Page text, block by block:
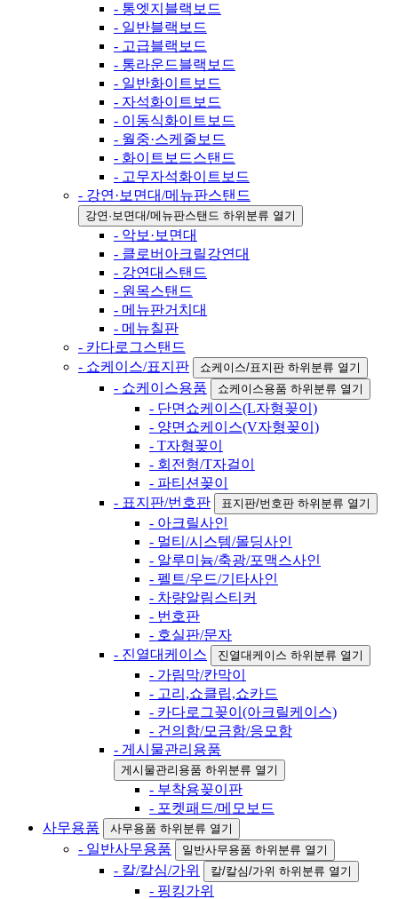
- 통엣지블랙보드
- 일반블랙보드
- 고급블랙보드
- 통라운드블랙보드
- 일반화이트보드
- 자석화이트보드
- 이동식화이트보드
- 월중·스케줄보드
- 화이트보드스탠드
- 고무자석화이트보드
- 강연·보면대/메뉴판스탠드
강연·보면대/메뉴판스탠드 하위분류 열기
- 악보·보면대
- 클로버아크릴강연대
- 강연대스탠드
- 원목스탠드
- 메뉴판거치대
- 메뉴칠판
- 카다로그스탠드
- 쇼케이스/표지판
쇼케이스/표지판 하위분류 열기
- 쇼케이스용품 쇼케이스용품 하위분류 열기
- 단면쇼케이스(L자형꽂이)
- 양면쇼케이스(V자형꽂이)
- T자형꽂이
- 회전형/T자걸이
- 파티션꽂이
- 표지판/번호판
표지판/번호판 하위분류 열기
- 아크릴사인
- 멀티/시스템/몰딩사인
- 알루미늄/축광/포맥스사인
- 펠트/우드/기타사인
- 차량알림스티커
- 번호판
- 호실판/문자
- 진열대케이스
진열대케이스 하위분류 열기
- 가림막/칸막이
- 고리,쇼클립,쇼카드
- 카다로그꽂이(아크릴케이스)
- 건의함/모금함/응모함
- 게시물관리용품
게시물관리용품 하위분류 열기
- 부착용꽂이판
- 포켓패드/메모보드
사무용품
사무용품 하위분류 열기
- 일반사무용품 일반사무용품 하위분류 열기
- 칼/칼심/가위 칼/칼심/가위 하위분류 열기
- 핑킹가위